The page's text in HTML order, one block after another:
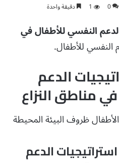
0
1 دقيقة واحدة
النفسي للأطفال في
للأطفال.
الدعم
مناطق النزاع
ظروف البيئة المحيطة
الدعم